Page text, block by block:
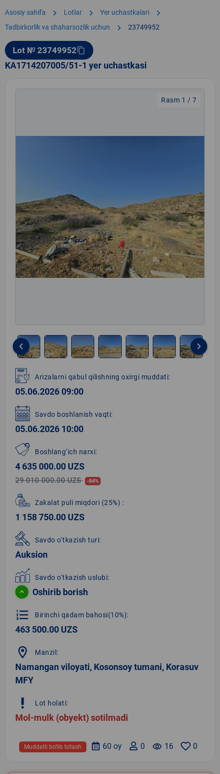
Asosiy sahifa chevron_right Lotlar chevron_right Yer uchastkalari chevron_right
Tadbirkorlik va shaharsozlik uchun chevron_right 23749952
Lot № 23749952content_copy
KA1714207005/51-1 yer uchastkasi
Rasm 1 / 7
1
of
7
keyboard_arrow_left keyboard_arrow_right
Arizalarni qabul qilishning oxirgi muddati:
05.06.2026 09:00
Savdo boshlanish vaqti:
05.06.2026 10:00
Boshlang‘ich narxi:
4 635 000.00 UZS
29 010 000.00 UZS -84%
Zakalat puli miqdori (25%) :
1 158 750.00 UZS
Savdo o‘tkazish turi:
Auksion
Savdo o‘tkazish uslubi:
Oshirib borish
format_list_numbered Birinchi qadam bahosi(10%):
463 500.00 UZS
location_on Manzil:
Namangan viloyati, Kosonsoy tumani, Korasuv
MFY
priority_high Lot holati:
Mol-mulk (obyekt) sotilmadi
0
remove_red_eye 16
0
60 oy
Muddatli bo‘lib to‘lash